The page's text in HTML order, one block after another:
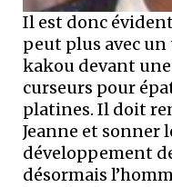
Il est donc
peut plus avec
kakou devant
curseurs pour
platines. Il doit
Jeanne et sonner
développement
désormais